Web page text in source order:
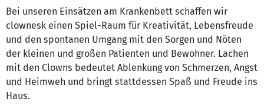
Bei unseren Einsätzen am Krankenbett schaffen wir
clownesk einen Spiel-Raum für Kreativität, Lebensfreude
und den spontanen Umgang mit den Sorgen und Nöten
der kleinen und großen Patienten und Bewohner. Lachen
mit den Clowns bedeutet Ablenkung von Schmerzen, Angst
und Heimweh und bringt stattdessen Spaß und Freude ins
Haus.